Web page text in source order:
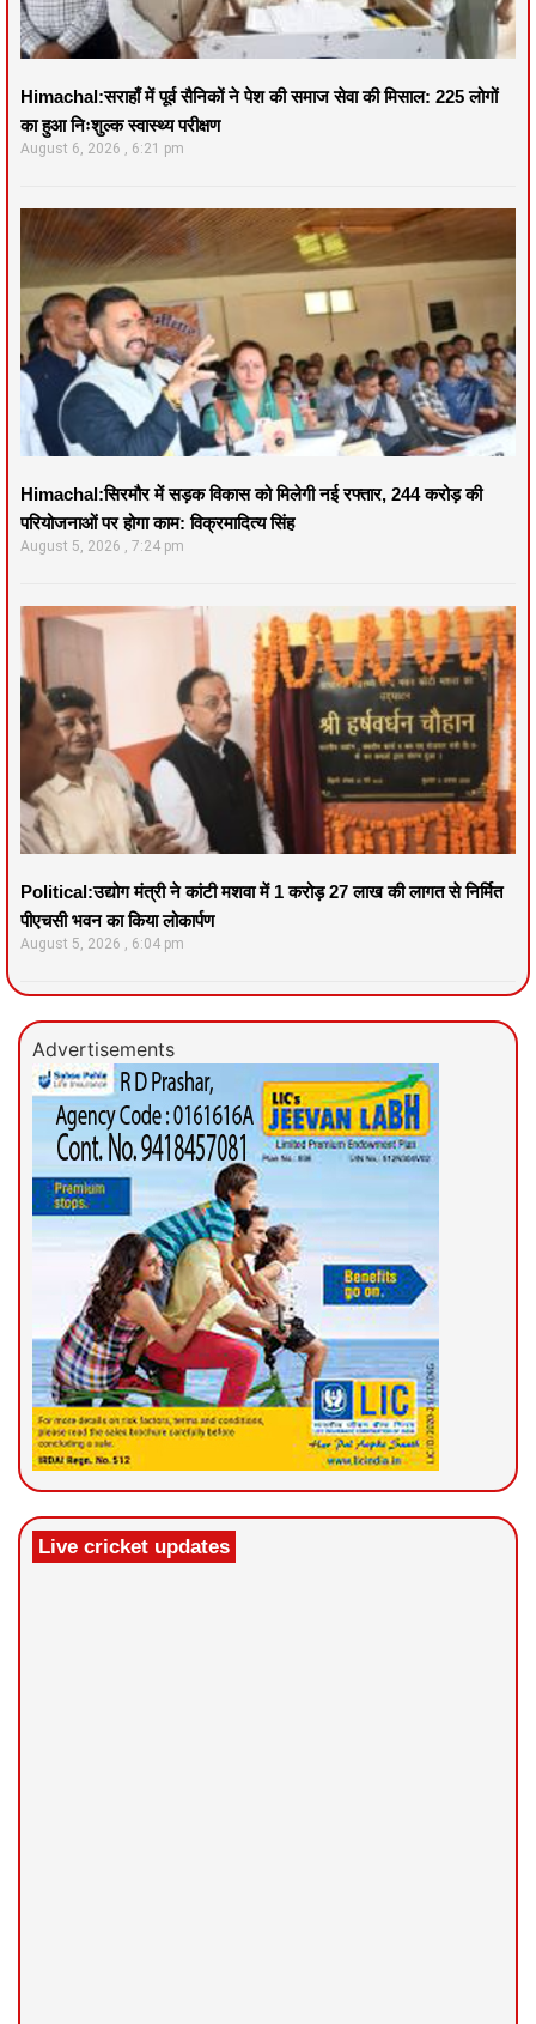
Himachal:सराहाँ में पूर्व सैनिकों ने पेश की समाज सेवा की मिसाल: 225 लोगों
का हुआ निःशुल्क स्वास्थ्य परीक्षण
August 6, 2026 6:21 pm
Himachal:सिरमौर में सड़क विकास को मिलेगी नई रफ्तार, 244 करोड़ की
परियोजनाओं पर होगा काम: विक्रमादित्य सिंह
August 5, 2026 7:24 pm
Political:उद्योग मंत्री ने कांटी मशवा में 1 करोड़ 27 लाख की लागत से निर्मित
पीएचसी भवन का किया लोकार्पण
August 5, 2026 6:04 pm
Advertisements
Live cricket updates